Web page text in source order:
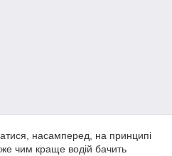
насамперед, на принципі
чим краще водій бачить